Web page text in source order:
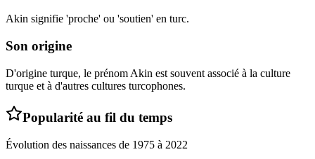
Akin signifie 'proche' ou 'soutien' en turc.
Son origine
D'origine turque, le prénom Akin est souvent associé à la culture
turque et à d'autres cultures turcophones.
Popularité au fil du temps
Évolution des naissances de 1975 à 2022